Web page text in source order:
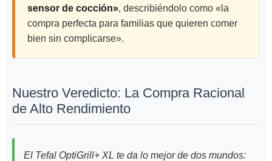
sensor de cocción», describiéndolo como «la
compra perfecta para familias que quieren comer
bien sin complicarse».
Nuestro Veredicto: La Compra Racional
de Alto Rendimiento
El Tefal OptiGrill+ XL te da lo mejor de dos mundos: